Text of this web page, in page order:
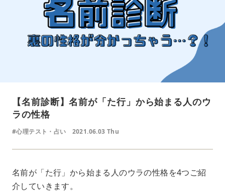
【名前診断】名前が「た行」から始まる人のウ
ラの性格
#心理テスト・占い 2021.06.03 Thu
名前が「た行」から始まる人のウラの性格を4つご紹
介していきます。